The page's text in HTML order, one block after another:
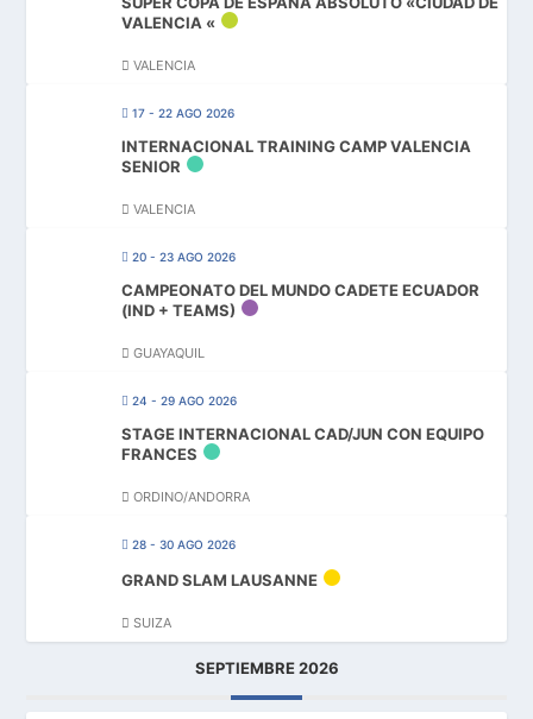
VALENCIA «
VALENCIA
17 - 22 AGO 2026
INTERNACIONAL TRAINING CAMP VALENCIA
SENIOR
VALENCIA
20 - 23 AGO 2026
CAMPEONATO DEL MUNDO CADETE ECUADOR
(IND + TEAMS)
GUAYAQUIL
24 - 29 AGO 2026
STAGE INTERNACIONAL CAD/JUN CON EQUIPO
FRANCES
ORDINO/ANDORRA
28 - 30 AGO 2026
GRAND SLAM LAUSANNE
SUIZA
SEPTIEMBRE 2026